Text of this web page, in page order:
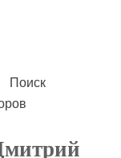
Поиск